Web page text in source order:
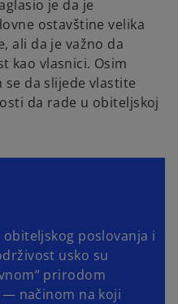
je da je
ostavštine velika
ali da je važno da
kao vlasnici. Osim
da slijede vlastite
da rade u obiteljskoj
poslovanja i
usko su
prirodom
načinom na koji